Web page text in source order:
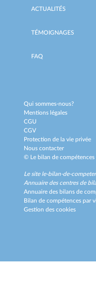
ACTUALITÉS
TÉMOIGNAGES
FAQ
Qui sommes-nous?
Mentions légales
CGU
CGV
Protection de la vie privée
Nous contacter
© Le bilan de compétences
Le site le-bilan-de-
Annuaire des centres de
Annuaire des bilans de
Bilan de compétences par
Gestion des cookies